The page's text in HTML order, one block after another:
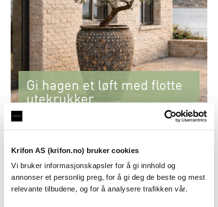
Krifon AS (krifon.no) bruker cookies
Vi bruker informasjonskapsler for å gi innhold og
annonser et personlig preg, for å gi deg de beste og mest
relevante tilbudene, og for å analysere trafikken vår.
Gi hagen et løft med flotte
utekrukker